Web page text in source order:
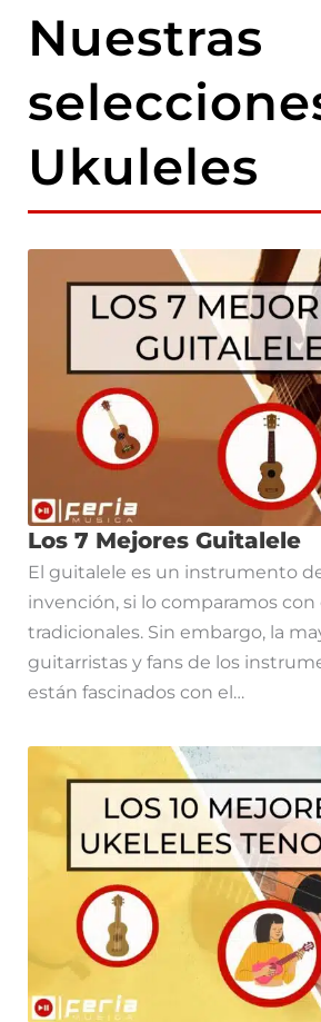
Nuestras
Ukuleles
Los 7 Mejores Guitalele
El guitalele es un instrumento
invención, si lo comparamos con
tradicionales. Sin embargo, la
guitarristas y fans de los
están fascinados con el…